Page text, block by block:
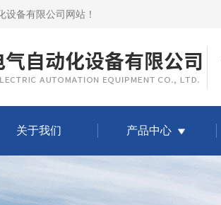
设备有限公司网站 ！
关于我们 产品中心